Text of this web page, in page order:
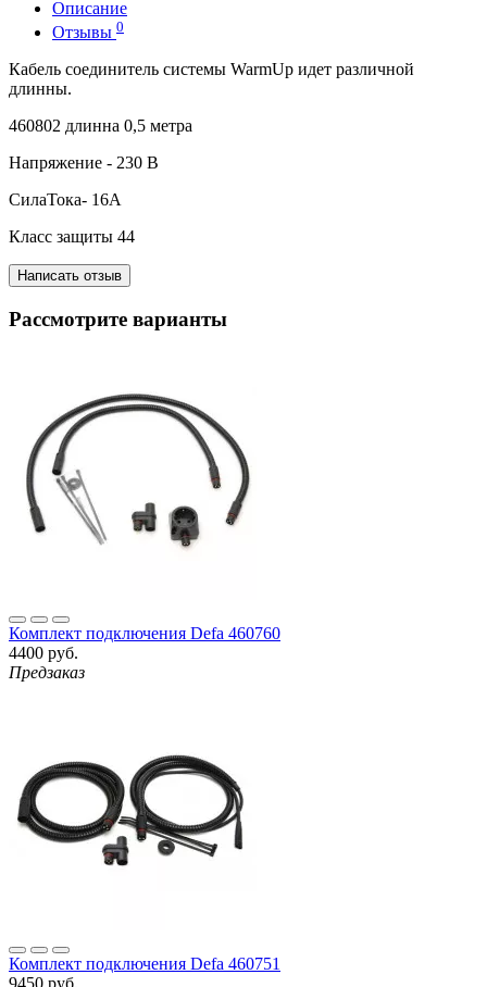
Описание
Отзывы 0
Кабель соединитель системы WarmUp идет различной
длинны.
460802 длинна 0,5 метра
Напряжение - 230 В
СилаТока- 16А
Класс защиты 44
Написать отзыв
Рассмотрите варианты
Комплект подключения Defa 460760
4400 руб.
Предзаказ
Комплект подключения Defa 460751
9450 руб.